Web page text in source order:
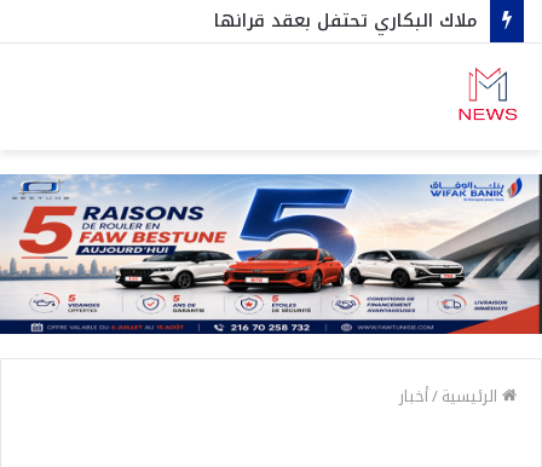
ملاك البكاري تحتفل بعقد قرانها
الرئيسية/أخبار